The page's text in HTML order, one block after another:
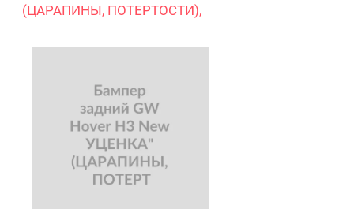
(ЦАРАПИНЫ, ПОТЕРТОСТИ),